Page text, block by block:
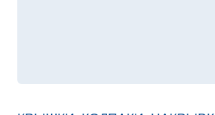
Прочность на растяжение:Bbt3,2